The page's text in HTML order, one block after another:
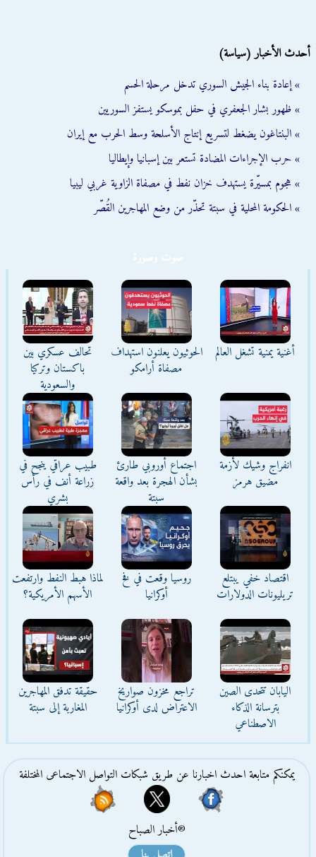
أحدث الأخبار (سياسة)
» إعادة بناء الجيش السوري تدخل مرحلة الحسم
» ظهور بشار الجعفري في حفل بموسكو يستفز السوريين
» البنتاغون يضغط لتسريع إنتاج الأسلحة وسط الحرب مع إيران
» حرب الإجراءات المضادة تستعر بين إسبانيا وإيطاليا
» هجوم بمسيّرة يستهدف خزان نفط في مصفاة الزاوية غربي ليبيا
» الحكومة المحلية في سبتة تحذّر من وضع المهاجرين القُصّر
أغنية يمنية تشغل العالم
الحوثيون يعلنون استهداف
مصفاة أرامكو
تحالف عسكري بين
باكستان وتركيا
والسعودية
انفراج وشيك لأزمة
مضيق هرمز
اجتماع أوروبي طارئ
بشأن الهجرة بعد واقعة
سبتة
طبيب عراقي ينجح في
زراعة أنف في رأس
بشري
اقتصاد خفي يبتلع
تريليونات الدولارات
روسيا وقعت في فخ
أوكرانيا
لماذا هبط النفط وارتفعت
الأسهم الأمريكية؟
اليابان تتحدى الصين
بترسانة الذكاء
الاصطناعي
تراجع مخزون صواريخ
الاعتراض لدى أوكرانيا
حقيقة تدفق المهاجرين
المغاربة إلى سبتة
يمكنكم متابعة احدث اخبارنا عن طريق شبكات التواصل الاجتماعى المختلفة
®أخبار الصباح